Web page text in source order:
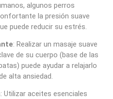
algunos perros
la presión suave
puede reducir su estrés.
: Realizar un masaje suave
de su cuerpo (base de las
puede ayudar a relajarlo
alta ansiedad.
: Utilizar aceites esenciales